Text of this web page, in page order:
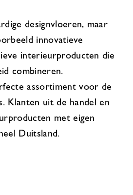
designvloeren, maar
innovatieve
interieurproducten die
combineren.
assortiment voor de
Klanten uit de handel en
met eigen
Duitsland.